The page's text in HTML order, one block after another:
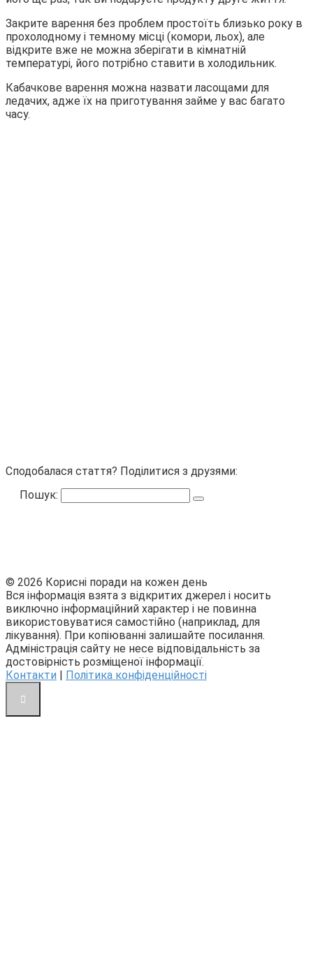
Закрите варення без проблем простоїть близько року в
прохолодному і темному місці (комори, льох), але
відкрите вже не можна зберігати в кімнатній
температурі, його потрібно ставити в холодильник.
Кабачкове варення можна назвати ласощами для
ледачих, адже їх на приготування займе у вас багато
часу.
Сподобалася стаття? Поділитися з друзями:
Пошук:
© 2026 Корисні поради на кожен день
Вся інформація взята з відкритих джерел і носить
виключно інформаційний характер і не повинна
використовуватися самостійно (наприклад, для
лікування). При копіюванні залишайте посилання.
Адміністрація сайту не несе відповідальність за
достовірність розміщеної інформації.
Контакти
Політика конфіденційності